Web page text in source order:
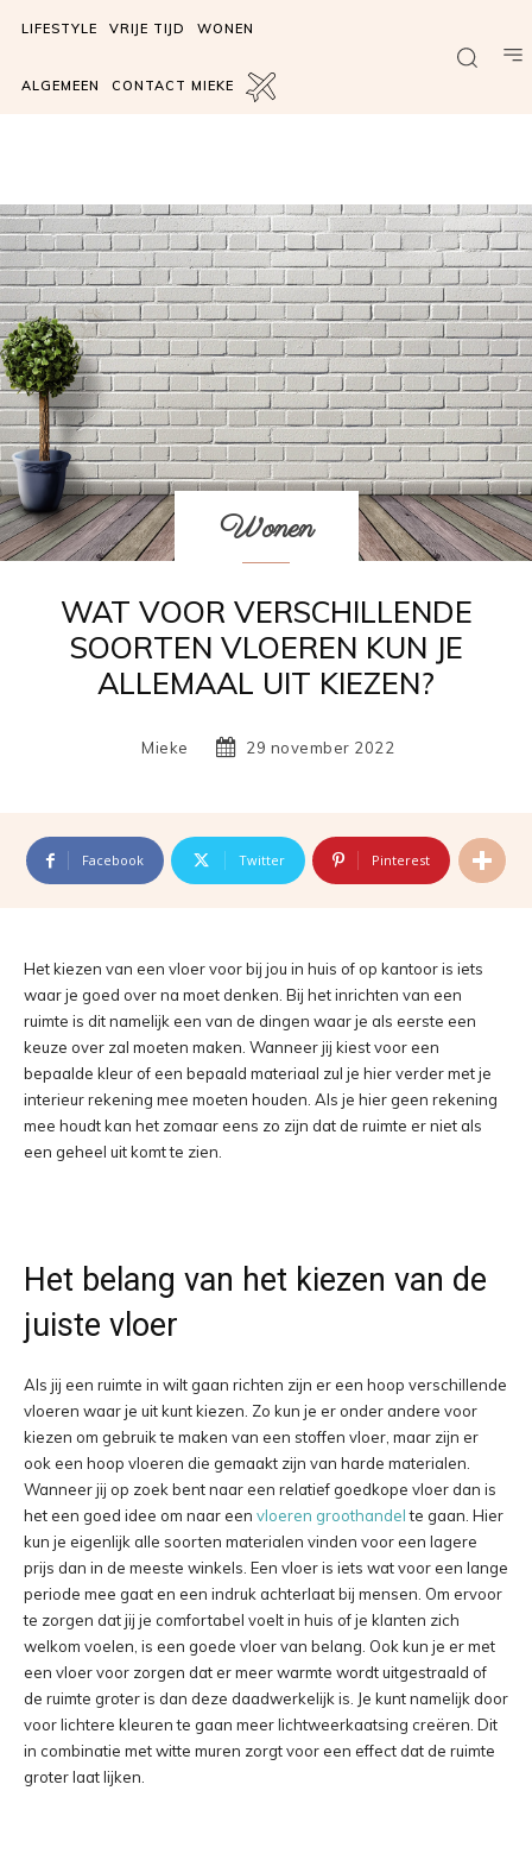
LIFESTYLE VRIJE TIJD WONEN
ALGEMEEN CONTACT MIEKE
Wonen
WAT VOOR VERSCHILLENDE
SOORTEN VLOEREN KUN JE
ALLEMAAL UIT KIEZEN?
Mieke 29 november 2022
Facebook Twitter Pinterest
Het kiezen van een vloer voor bij jou in huis of op kantoor is iets
waar je goed over na moet denken. Bij het inrichten van een
ruimte is dit namelijk een van de dingen waar je als eerste een
keuze over zal moeten maken. Wanneer jij kiest voor een
bepaalde kleur of een bepaald materiaal zul je hier verder met je
interieur rekening mee moeten houden. Als je hier geen rekening
mee houdt kan het zomaar eens zo zijn dat de ruimte er niet als
een geheel uit komt te zien.
Het belang van het kiezen van de
juiste vloer
Als jij een ruimte in wilt gaan richten zijn er een hoop verschillende
vloeren waar je uit kunt kiezen. Zo kun je er onder andere voor
kiezen om gebruik te maken van een stoffen vloer, maar zijn er
ook een hoop vloeren die gemaakt zijn van harde materialen.
Wanneer jij op zoek bent naar een relatief goedkope vloer dan is
het een goed idee om naar een vloeren groothandelte gaan. Hier
kun je eigenlijk alle soorten materialen vinden voor een lagere
prijs dan in de meeste winkels. Een vloer is iets wat voor een lange
periode mee gaat en een indruk achterlaat bij mensen. Om ervoor
te zorgen dat jij je comfortabel voelt in huis of je klanten zich
welkom voelen, is een goede vloer van belang. Ook kun je er met
een vloer voor zorgen dat er meer warmte wordt uitgestraald of
de ruimte groter is dan deze daadwerkelijk is. Je kunt namelijk door
voor lichtere kleuren te gaan meer lichtweerkaatsing creëren. Dit
in combinatie met witte muren zorgt voor een effect dat de ruimte
groter laat lijken.